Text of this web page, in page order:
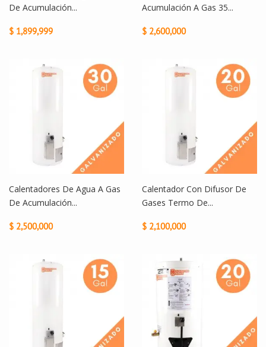
De Acumulación...
$ 1,899,999
Acumulación A Gas 35...
$ 2,600,000
Calentadores De Agua A Gas
De Acumulación...
$ 2,500,000
Calentador Con Difusor De
Gases Termo De...
$ 2,100,000